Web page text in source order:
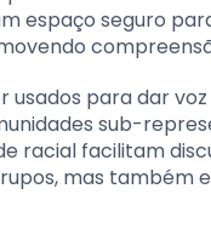
espaço seguro
para dar
sub-
racial facilitam
mas também